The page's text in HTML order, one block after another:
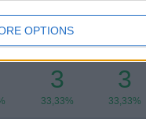
OPTIONS
DER SPIELE PRO WOCHENTAG
3
33,33%
3
33,33%